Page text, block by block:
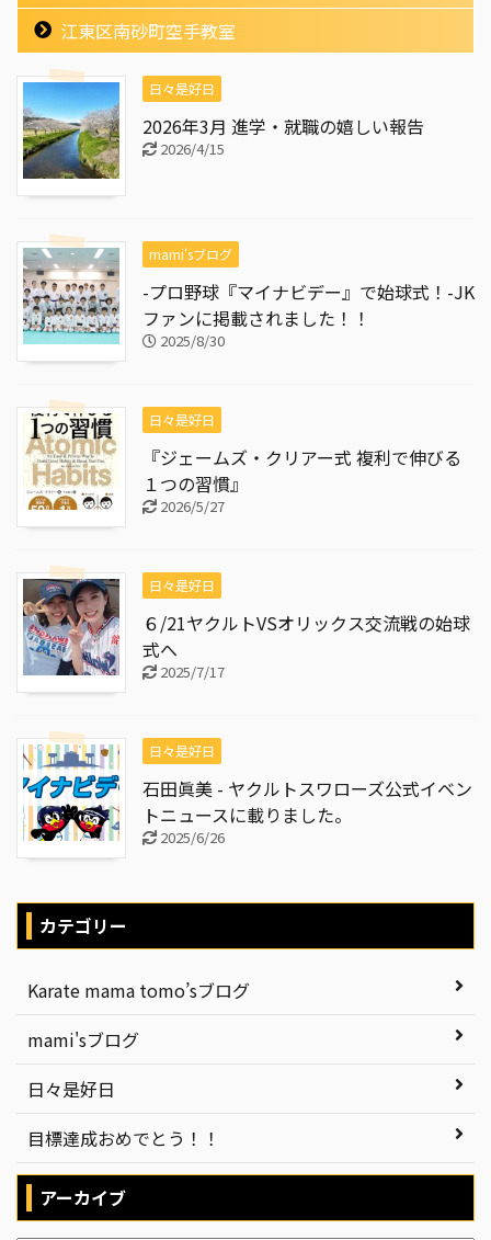
江東区南砂町空手教室
日々是好日
2026年3月 進学・就職の嬉しい報告
2026/4/15
mami'sブログ
-プロ野球『マイナビデー』で始球式！-JK
ファンに掲載されました！！
2025/8/30
日々是好日
『ジェームズ・クリアー式 複利で伸びる
１つの習慣』
2026/5/27
日々是好日
６/21ヤクルトVSオリックス交流戦の始球
式へ
2025/7/17
日々是好日
石田眞美 - ヤクルトスワローズ公式イベン
トニュースに載りました。
2025/6/26
カテゴリー
Karate mama tomo’sブログ
mami'sブログ
日々是好日
目標達成おめでとう！！
アーカイブ